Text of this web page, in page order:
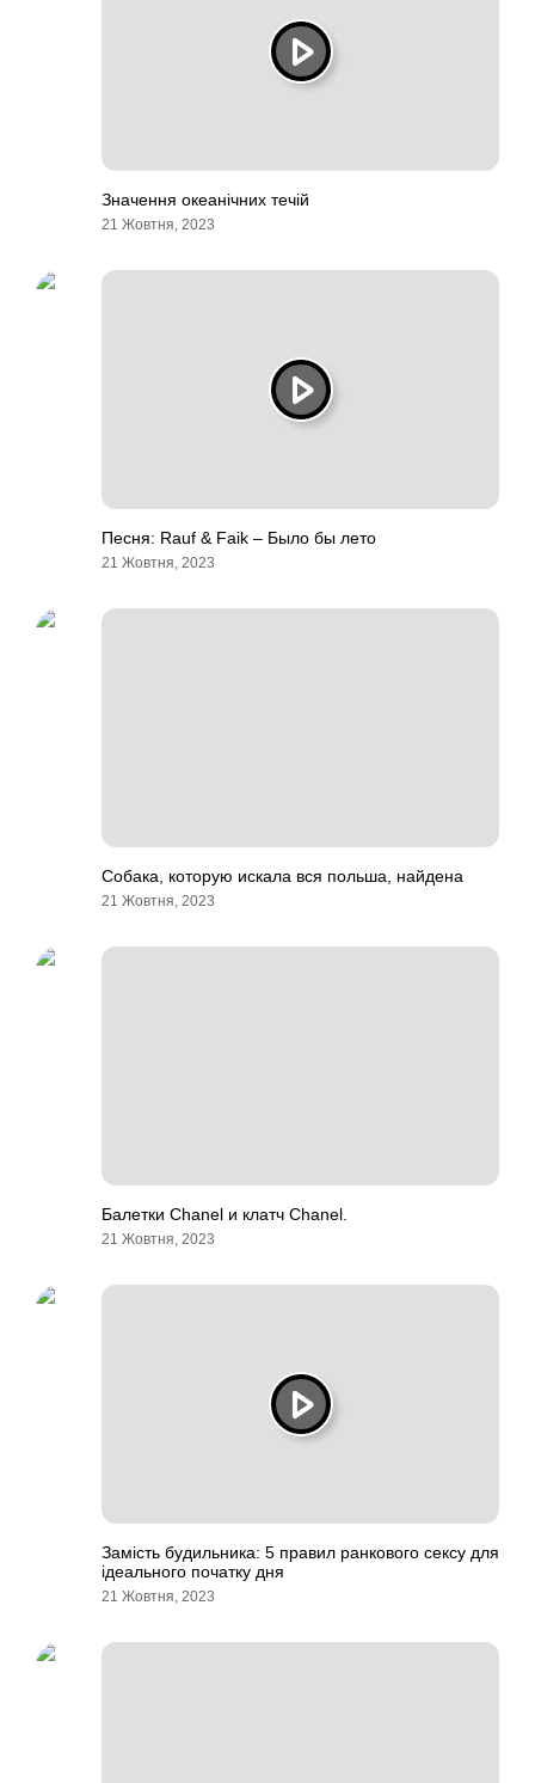
Значення океанічних течій
21 Жовтня, 2023
Песня: Rauf & Faik – Было бы лето
21 Жовтня, 2023
Собака, которую искала вся польша, найдена
21 Жовтня, 2023
Балетки Chanel и клатч Chanel.
21 Жовтня, 2023
Замість будильника: 5 правил ранкового сексу для
ідеального початку дня
21 Жовтня, 2023